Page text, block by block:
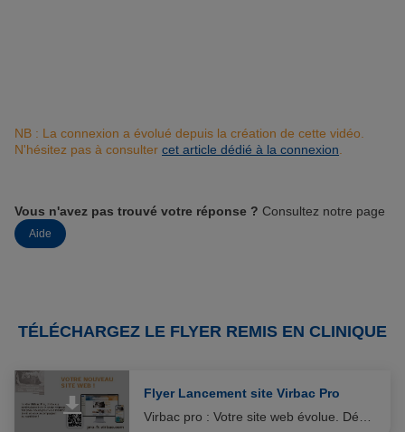
NB : La connexion a évolué depuis la création de cette vidéo.
N'hésitez pas à consulter cet article dédié à la connexion
Vous n'avez pas trouvé votre réponse ? Consultez notre page
Aide
TÉLÉCHARGEZ LE FLYER REMIS EN CLINIQUE
Flyer Lancement site Virbac Pro